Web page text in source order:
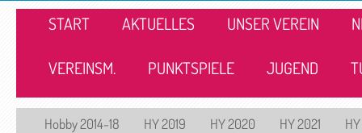
START AKTUELLES UNSER VEREIN
VEREINSM. PUNKTSPIELE JUGEND
Hobby 2014-18 HY 2019 HY 2020 HY 2021